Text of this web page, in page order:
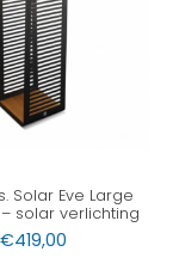
Solar Eve Large
solar verlichting
€419,00